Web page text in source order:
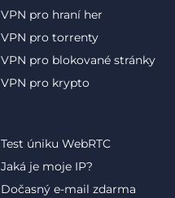
VPN pro hraní her
VPN pro torrenty
VPN pro blokované stránky
VPN pro krypto
Test úniku WebRTC
Jaká je moje IP?
Dočasný e-mail zdarma